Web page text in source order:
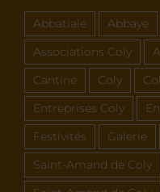
Abbatiale Abbaye
Associations Coly
Cantine Coly
Entreprises Coly
Festivités Galerie
Saint-Amand de Coly